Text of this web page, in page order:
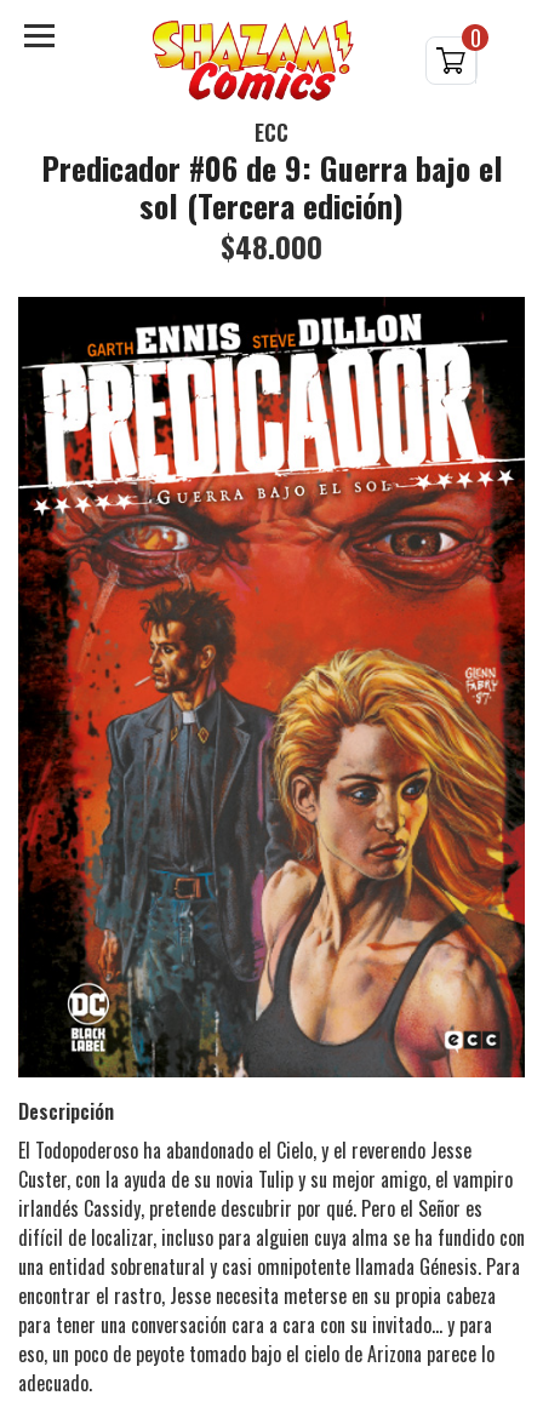
0
ECC
Predicador #06 de 9: Guerra bajo el
sol (Tercera edición)
$48.000
Descripción
El Todopoderoso ha abandonado el Cielo, y el reverendo Jesse
Custer, con la ayuda de su novia Tulip y su mejor amigo, el vampiro
irlandés Cassidy, pretende descubrir por qué. Pero el Señor es
difícil de localizar, incluso para alguien cuya alma se ha fundido con
una entidad sobrenatural y casi omnipotente llamada Génesis. Para
encontrar el rastro, Jesse necesita meterse en su propia cabeza
para tener una conversación cara a cara con su invitado... y para
eso, un poco de peyote tomado bajo el cielo de Arizona parece lo
adecuado.